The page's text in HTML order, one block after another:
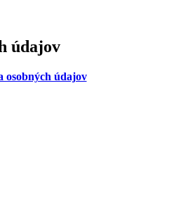
údajov
osobných údajov